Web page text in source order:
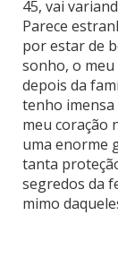
45, vai
Parece
por estar de
sonho, o
depois da
tenho imensa
meu coração
uma enorme
tanta
segredos da
mimo